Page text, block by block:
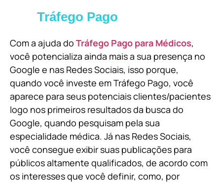
Tráfego Pago
Com a ajuda do Tráfego Pago para Médicos,
você potencializa ainda mais a sua presença no
Google e nas Redes Sociais, isso porque,
quando você investe em Tráfego Pago, você
aparece para seus potenciais clientes/pacientes
logo nos primeiros resultados da busca do
Google, quando pesquisam pela sua
especialidade médica. Já nas Redes Sociais,
você consegue exibir suas publicações para
públicos altamente qualificados, de acordo com
os interesses que você definir, como, por